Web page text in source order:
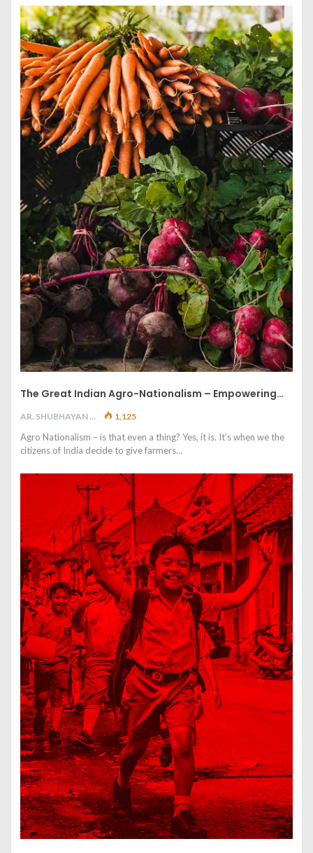
The Great Indian Agro-Nationalism – Empowering…
AR. SHUBHAYAN M 1,125
Agro Nationalism – is that even a thing? Yes, it is. It’s when we the
citizens of India decide to give farmers…